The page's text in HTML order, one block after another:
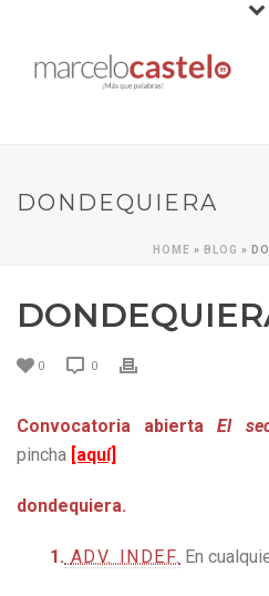
DONDEQUIERA
HOME » BLOG »
0 0
Convocatoria abiertaEl
pincha [aquí]
dondequiera.
1. ADV. INDEF. En